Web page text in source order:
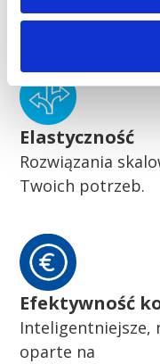
Pionierskie
Elastyczność
Rozwiązania
Twoich potrzeb.
Efektywność
Inteligentniejsze,
oparte na